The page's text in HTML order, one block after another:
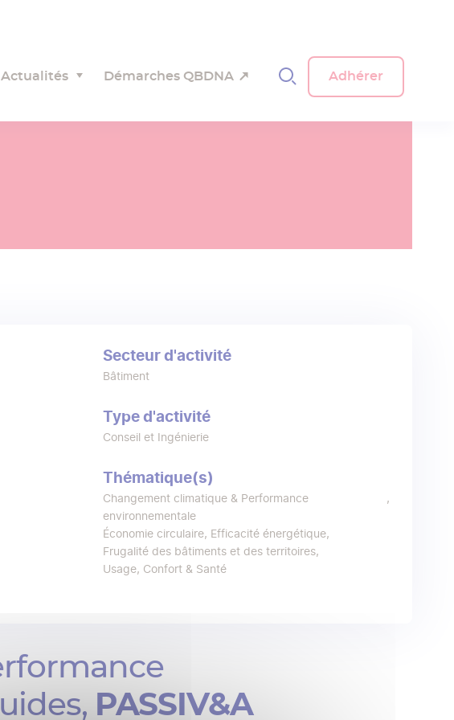
Actualités Démarches QBDNA Adhérer
Secteur d'activité
Bâtiment
Type d'activité
Conseil et Ingénierie
Thématique(s)
Changement climatique & Performance
environnementale
Économie circulaire Efficacité énergétique
Frugalité des bâtiments et des territoires
Usage, Confort & Santé
PASSIV&A